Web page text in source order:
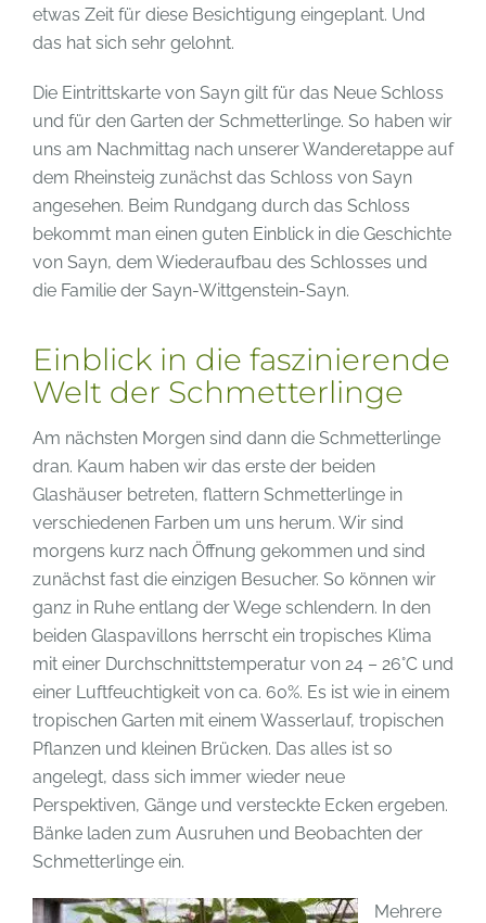
etwas Zeit für diese Besichtigung eingeplant. Und
das hat sich sehr gelohnt.
Die Eintrittskarte von Sayn gilt für das Neue Schloss
und für den Garten der Schmetterlinge. So haben wir
uns am Nachmittag nach unserer Wanderetappe auf
dem Rheinsteig zunächst das Schloss von Sayn
angesehen. Beim Rundgang durch das Schloss
bekommt man einen guten Einblick in die Geschichte
von Sayn, dem Wiederaufbau des Schlosses und
die Familie der Sayn-Wittgenstein-Sayn.
Einblick in die faszinierende
Welt der Schmetterlinge
Am nächsten Morgen sind dann die Schmetterlinge
dran. Kaum haben wir das erste der beiden
Glashäuser betreten, flattern Schmetterlinge in
verschiedenen Farben um uns herum. Wir sind
morgens kurz nach Öffnung gekommen und sind
zunächst fast die einzigen Besucher. So können wir
ganz in Ruhe entlang der Wege schlendern. In den
beiden Glaspavillons herrscht ein tropisches Klima
mit einer Durchschnittstemperatur von 24 – 26°C und
einer Luftfeuchtigkeit von ca. 60%. Es ist wie in einem
tropischen Garten mit einem Wasserlauf, tropischen
Pflanzen und kleinen Brücken. Das alles ist so
angelegt, dass sich immer wieder neue
Perspektiven, Gänge und versteckte Ecken ergeben.
Bänke laden zum Ausruhen und Beobachten der
Schmetterlinge ein.
Mehrere